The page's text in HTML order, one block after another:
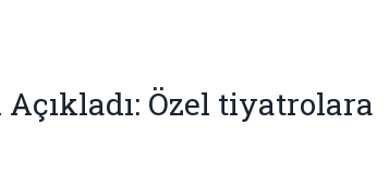
Özel tiyatrolara